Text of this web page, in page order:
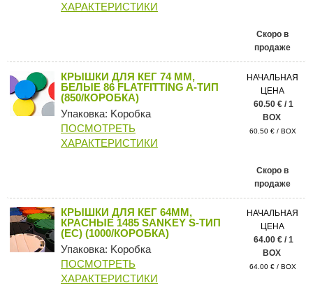
ХАРАКТЕРИСТИКИ
Скоро в
продаже
КРЫШКИ ДЛЯ КЕГ 74 ММ,
БЕЛЫЕ 86 FLATFITTING A-ТИП
(850/КОРОБКА)
Упаковка: Kоробка
ПОСМОТРЕТЬ
ХАРАКТЕРИСТИКИ
НАЧАЛЬНАЯ
ЦЕНА
60.50 € / 1
BOX
60.50 € / BOX
Скоро в
продаже
КРЫШКИ ДЛЯ КЕГ 64ММ,
КРАСНЫЕ 1485 SANKEY S-ТИП
(ЕС) (1000/КОРОБКА)
Упаковка: Kоробка
ПОСМОТРЕТЬ
ХАРАКТЕРИСТИКИ
НАЧАЛЬНАЯ
ЦЕНА
64.00 € / 1
BOX
64.00 € / BOX